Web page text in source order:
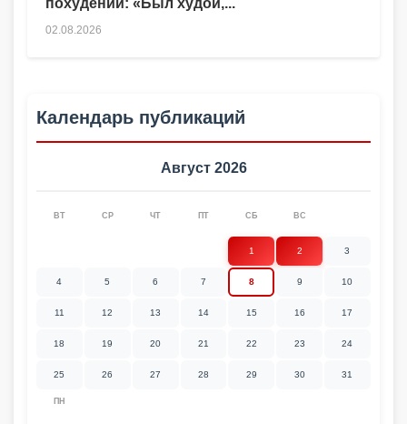
похудении: «Был худой,...
02.08.2026
Календарь публикаций
Август 2026
ПН
ВТ СР ЧТ ПТ СБ ВС
1 2 3
4 5 6 7 8 9 10
11 12 13 14 15 16 17
18 19 20 21 22 23 24
25 26 27 28 29 30 31